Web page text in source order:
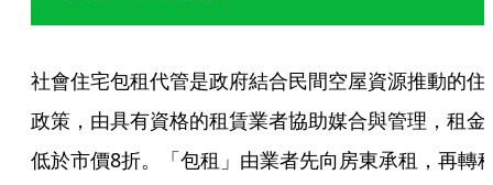
社會住宅包租代管是政府結合民間空屋資源推動的住
政策，由具有資格的租賃業者協助媒合與管理，租金
低於市價8折。「包租」由業者先向房東承租，再轉